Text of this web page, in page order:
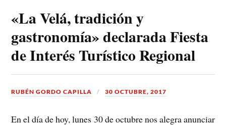
«La Velá, tradición y
gastronomía» declarada Fiesta
de Interés Turístico Regional
RUBÉN GORDO CAPILLA 30 OCTUBRE, 2017
En el día de hoy, lunes 30 de octubre nos alegra anunciar